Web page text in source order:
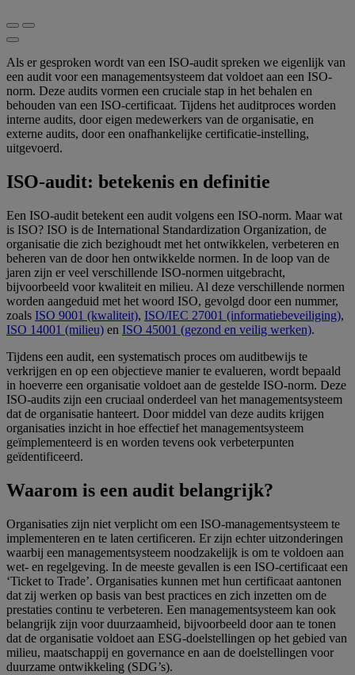
Als er gesproken wordt van een ISO-audit spreken we eigenlijk van
een audit voor een managementsysteem dat voldoet aan een ISO-
norm. Deze audits vormen een cruciale stap in het behalen en
behouden van een ISO-certificaat. Tijdens het auditproces worden
interne audits, door eigen medewerkers van de organisatie, en
externe audits, door een onafhankelijke certificatie-instelling,
uitgevoerd.
ISO-audit: betekenis en definitie
Een ISO-audit betekent een audit volgens een ISO-norm. Maar wat
is ISO? ISO is de International Standardization Organization, de
organisatie die zich bezighoudt met het ontwikkelen, verbeteren en
beheren van de door hen ontwikkelde normen. In de loop van de
jaren zijn er veel verschillende ISO-normen uitgebracht,
bijvoorbeeld voor kwaliteit en milieu. Al deze verschillende normen
worden aangeduid met het woord ISO, gevolgd door een nummer,
zoals ISO 9001 (kwaliteit), ISO/IEC 27001 (informatiebeveiliging),
ISO 14001 (milieu) en ISO 45001 (gezond en veilig werken).
Tijdens een audit, een systematisch proces om auditbewijs te
verkrijgen en op een objectieve manier te evalueren, wordt bepaald
in hoeverre een organisatie voldoet aan de gestelde ISO-norm. Deze
ISO-audits zijn een cruciaal onderdeel van het managementsysteem
dat de organisatie hanteert. Door middel van deze audits krijgen
organisaties inzicht in hoe effectief het managementsysteem
geïmplementeerd is en worden tevens ook verbeterpunten
geïdentificeerd.
Waarom is een audit belangrijk?
Organisaties zijn niet verplicht om een ISO-managementsysteem te
implementeren en te laten certificeren. Er zijn echter uitzonderingen
waarbij een managementsysteem noodzakelijk is om te voldoen aan
wet- en regelgeving. In de meeste gevallen is een ISO-certificaat een
‘Ticket to Trade’. Organisaties kunnen met hun certificaat aantonen
dat zij werken op basis van best practices en zich inzetten om de
prestaties continu te verbeteren. Een managementsysteem kan ook
belangrijk zijn voor duurzaamheid, bijvoorbeeld door aan te tonen
dat de organisatie voldoet aan ESG-doelstellingen op het gebied van
milieu, maatschappij en governance en aan de doelstellingen voor
duurzame ontwikkeling (SDG’s).